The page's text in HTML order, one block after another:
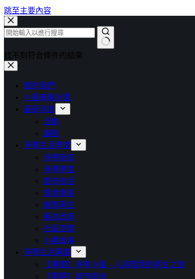
跳至主要內容
找不到符合條件的結果
關於我們
小屋串聯計畫
最新消息
活動
課程
淨零生活學堂
淨零新知
淨零學堂
都市綠活
惜食廚房
維修再生
舊衣改造
社區空間
小屋故事
淨零生活專題
【專題】淨零小屋 – 人與環境的再生之旅
【專題】城市綠洲